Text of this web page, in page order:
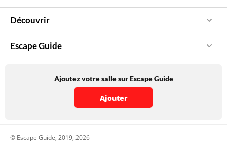
Découvrir
Escape Guide
Ajoutez votre salle sur Escape Guide
Ajouter
© Escape Guide, 2019, 2026